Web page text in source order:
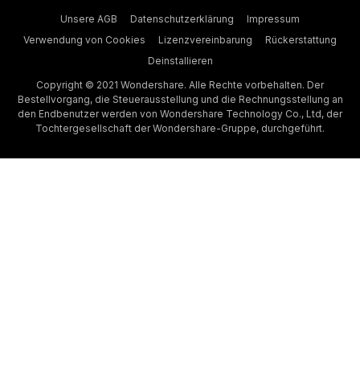
Unsere AGB Datenschutzerklärung
Impressum
Verwendung von Cookies
Lizenzvereinbarung
Rückerstattung
Deinstallieren
Copyright © 2021 Wondershare. Alle Rechte vorbehalten. Der
Bestellvorgang, die Steuerausstellung und die Rechnungsstellung an
den Endbenutzer werden von Wondershare Technology Co., Ltd, der
Tochtergesellschaft der Wondershare-Gruppe, durchgeführt.